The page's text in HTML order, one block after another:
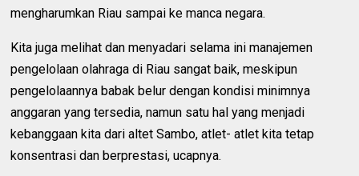
mengharumkan Riau sampai ke manca negara.
Kita juga melihat dan menyadari selama ini manajemen
pengelolaan olahraga di Riau sangat baik, meskipun
pengelolaannya babak belur dengan kondisi minimnya
anggaran yang tersedia, namun satu hal yang menjadi
kebanggaan kita dari altet Sambo, atlet- atlet kita tetap
konsentrasi dan berprestasi, ucapnya.